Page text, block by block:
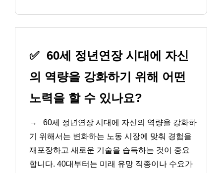
✅ 60세 정년연장 시대에 자신
의 역량을 강화하기 위해 어떤
노력을 할 수 있나요?
→
60세 정년연장 시대에 자신의 역량을 강화하
기 위해서는 변화하는 노동 시장에 맞춰 경험을
재포장하고 새로운 기술을 습득하는 것이 중요
합니다. 40대부터는 미래 유망 직종이나 수요가